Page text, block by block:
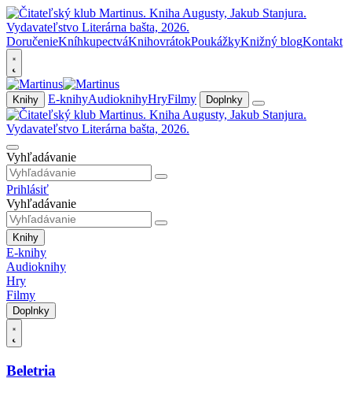
DoručenieKníhkupectváKnihovrátokPoukážkyKnižný blogKontakt
Knihy E-knihyAudioknihyHryFilmy Doplnky
Vyhľadávanie
Prihlásiť
Vyhľadávanie
Knihy
E-knihy
Audioknihy
Hry
Filmy
Doplnky
Beletria